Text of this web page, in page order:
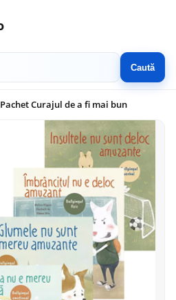
Caută
Pachet Curajul de a fi mai bun